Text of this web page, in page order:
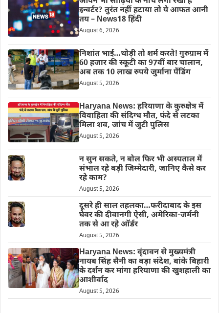
इन्वर्टर? तुरंत नहीं हटाया तो ये आफत आनी
तय – News18 हिंदी
August 6, 2026
निशांत भाई…थोड़ी तो शर्म करते! गुरुग्राम में
60 हजार की स्कूटी का 97वीं बार चालान,
अब तक 10 लाख रुपये जुर्माना पेंडिंग
August 5, 2026
Haryana News: हरियाणा के कुरुक्षेत्र में
विवाहिता की संदिग्ध मौत, फंदे से लटका
मिला शव, जांच में जुटी पुलिस
August 5, 2026
न सुन सकते, न बोल फिर भी अस्पताल में
संभाल रहे बड़ी जिम्मेदारी, जानिए कैसे कर
रहे काम?
August 5, 2026
दूसरे ही साल तहलका…फरीदाबाद के इस
घेवर की दीवानगी ऐसी, अमेरिका-जर्मनी
तक से आ रहे ऑर्डर
August 5, 2026
Haryana News: वृंदावन से मुख्यमंत्री
नायब सिंह सैनी का बड़ा संदेश, बांके बिहारी
के दर्शन कर मांगा हरियाणा की खुशहाली का
आशीर्वाद
August 5, 2026